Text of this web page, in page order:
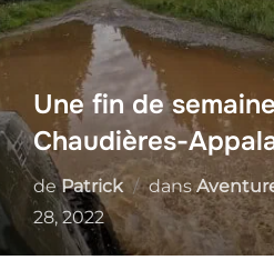
Une fin de
Chaudières-
dePatrick dans
28, 2022